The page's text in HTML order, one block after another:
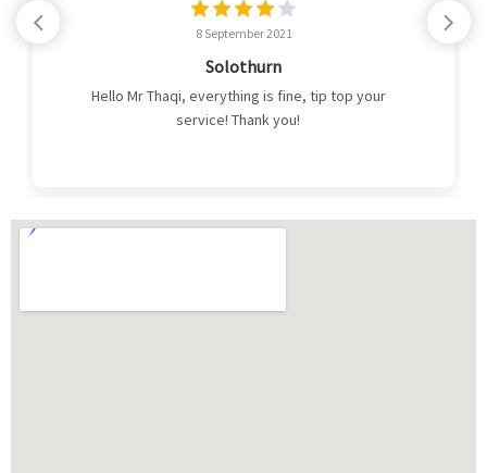
8 September 2021
Solothurn
Hello Mr Thaqi, everything is fine, tip top your
service! Thank you!